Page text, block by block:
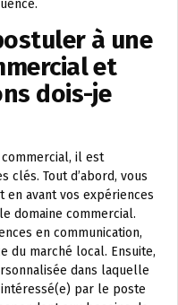
à une
et
dois-je
il est
clés. Tout d’abord, vous
en avant vos expériences
domaine commercial.
en communication,
du marché local. Ensuite,
dans laquelle
par le poste